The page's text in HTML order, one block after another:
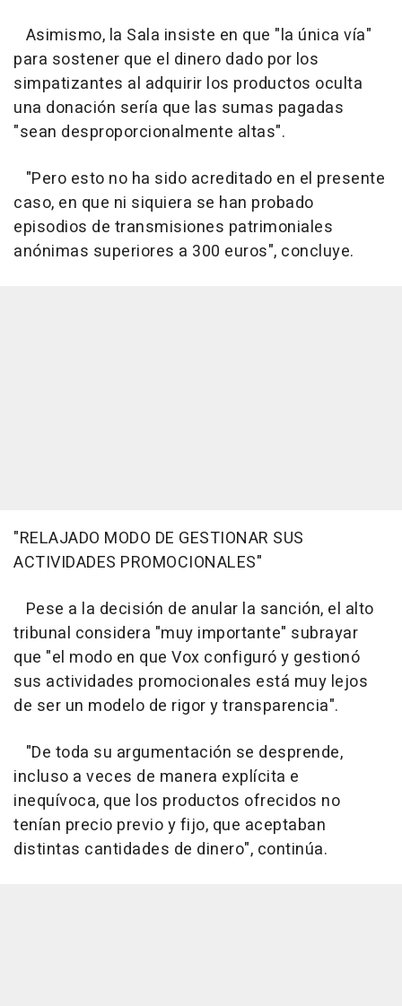
Asimismo, la Sala insiste en que "la única vía"
para sostener que el dinero dado por los
simpatizantes al adquirir los productos oculta
una donación sería que las sumas pagadas
"sean desproporcionalmente altas".
"Pero esto no ha sido acreditado en el presente
caso, en que ni siquiera se han probado
episodios de transmisiones patrimoniales
anónimas superiores a 300 euros", concluye.
"RELAJADO MODO DE GESTIONAR SUS
ACTIVIDADES PROMOCIONALES"
Pese a la decisión de anular la sanción, el alto
tribunal considera "muy importante" subrayar
que "el modo en que Vox configuró y gestionó
sus actividades promocionales está muy lejos
de ser un modelo de rigor y transparencia".
"De toda su argumentación se desprende,
incluso a veces de manera explícita e
inequívoca, que los productos ofrecidos no
tenían precio previo y fijo, que aceptaban
distintas cantidades de dinero", continúa.